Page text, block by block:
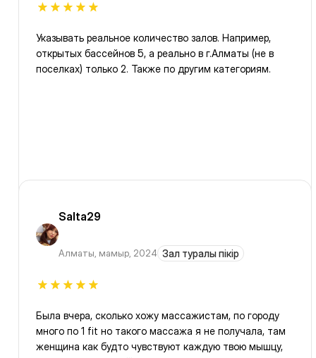
Указывать реальное количество залов. Например,
открытых бассейнов 5, а реально в г.Алматы (не в
поселках) только 2. Также по другим категориям.
Salta29
Алматы, мамыр, 2024 Зал туралы пікір
Была вчера, сколько хожу массажистам, по городу
много по 1 fit но такого массажа я не получала, там
женщина как будто чувствуют каждую твою мышцу,